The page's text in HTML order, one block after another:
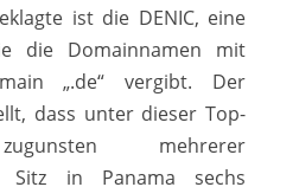
ist die DENIC, eine
die Domainnamen mit
„.de“ vergibt. Der
dass unter dieser Top-
mehrerer
Sitz in Panama sechs